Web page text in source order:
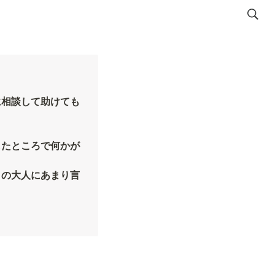
談して助けても
ところで何かが
大人にあまり言